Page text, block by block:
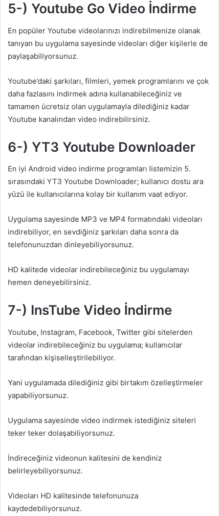
5-) Youtube Go Video İndirme
En popüler Youtube videolarınızı indirebilmenize olanak
tanıyan bu uygulama sayesinde videoları diğer kişilerle de
paylaşabiliyorsunuz.
Youtube’daki şarkıları, filmleri, yemek programlarını ve çok
daha fazlasını indirmek adına kullanabileceğiniz ve
tamamen ücretsiz olan uygulamayla dilediğiniz kadar
Youtube kanalından video indirebilirsiniz.
6-) YT3 Youtube Downloader
En iyi Android video indirme programları listemizin 5.
sırasındaki YT3 Youtube Downloader; kullanıcı dostu ara
yüzü ile kullanıcılarına kolay bir kullanım vaat ediyor.
Uygulama sayesinde MP3 ve MP4 formatındaki videoları
indirebiliyor, en sevdiğiniz şarkıları daha sonra da
telefonunuzdan dinleyebiliyorsunuz.
HD kalitede videolar indirebileceğiniz bu uygulamayı
hemen deneyebilirsiniz.
7-) InsTube Video İndirme
Youtube, Instagram, Facebook, Twitter gibi sitelerden
videolar indirebileceğiniz bu uygulama; kullanıcılar
tarafından kişiselleştirilebiliyor.
Yani uygulamada dilediğiniz gibi birtakım özelleştirmeler
yapabiliyorsunuz.
Uygulama sayesinde video indirmek istediğiniz siteleri
teker teker dolaşabiliyorsunuz.
İndireceğiniz videonun kalitesini de kendiniz
belirleyebiliyorsunuz.
Videoları HD kalitesinde telefonunuza
kaydedebiliyorsunuz.